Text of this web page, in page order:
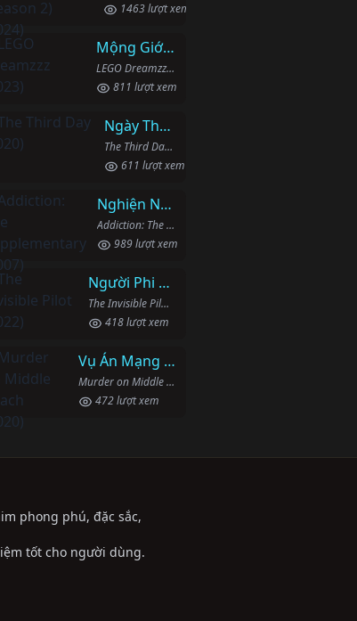
1463 lượt xem
Mộng Giới (Phần 1)
LEGO Dreamzzz (2023)
811 lượt xem
Ngày Thứ Ba
The Third Day (2020)
611 lượt xem
Nghiện Ngập: Chuỗi Phim Bổ Trợ
Addiction: The Supplementary (2007)
989 lượt xem
Người Phi Công Vô Hình
The Invisible Pilot (2022)
418 lượt xem
Vụ Án Mạng Trên Đường Middle Beach
Murder on Middle Beach (2020)
472 lượt xem
phong phú, đặc sắc,
tốt cho người dùng.